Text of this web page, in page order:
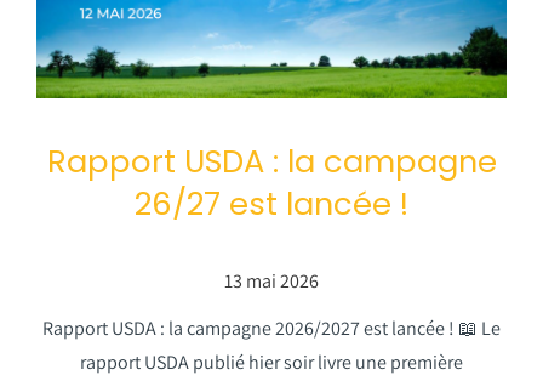
Rapport USDA : la campagne
26/27 est lancée !
13 mai 2026
Rapport USDA : la campagne 2026/2027 est lancée ! 📖 Le
rapport USDA publié hier soir livre une première